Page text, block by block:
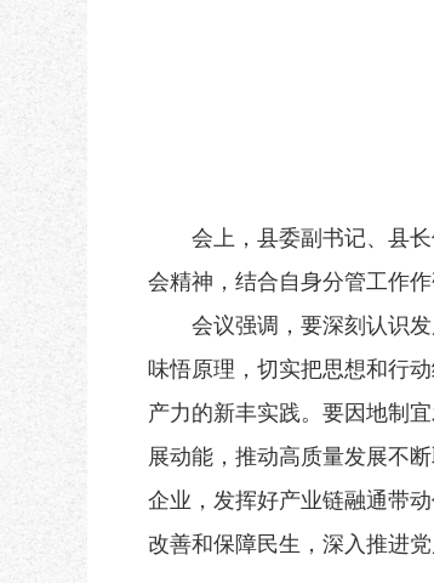
会上，县委副书记、县长
会精神，结合自身分管工作作
会议强调，要深刻认识发
味悟原理，切实把思想和行
产力的新丰实践。要因地制
展动能，推动高质量发展不
企业，发挥好产业链融通带
改善和保障民生，深入推进